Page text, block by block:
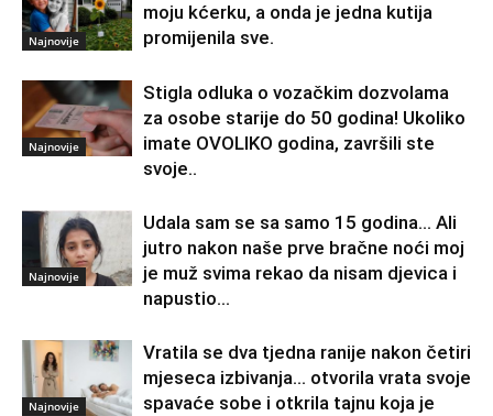
Najnovije
moju kćerku, a onda je jedna kutija
promijenila sve.
Najnovije
Stigla odluka o vozačkim dozvolama
za osobe starije do 50 godina! Ukoliko
imate OVOLIKO godina, završili ste
svoje..
Najnovije
Udala sam se sa samo 15 godina… Ali
jutro nakon naše prve bračne noći moj
je muž svima rekao da nisam djevica i
napustio...
Najnovije
Vratila se dva tjedna ranije nakon četiri
mjeseca izbivanja… otvorila vrata svoje
spavaće sobe i otkrila tajnu koja je